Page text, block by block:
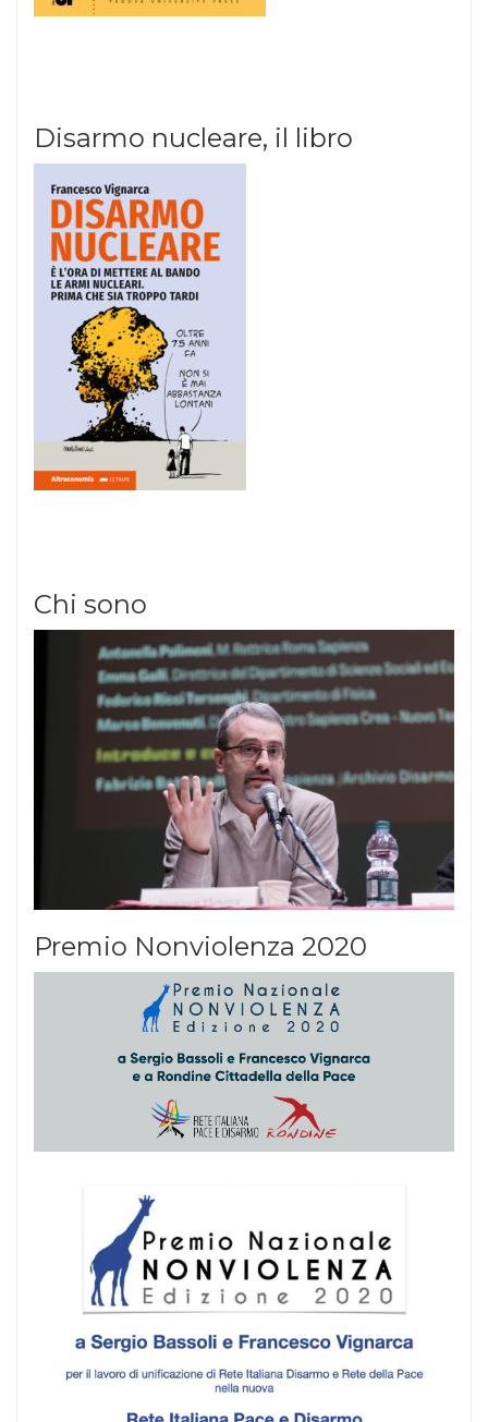
Disarmo nucleare, il libro
Chi sono
Premio Nonviolenza 2020